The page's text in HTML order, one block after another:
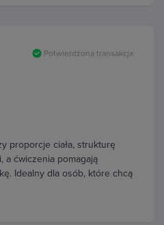
Potwierdzona transakcja
proporcje ciała, strukturę
a ćwiczenia pomagają
Idealny dla osób, które chcą